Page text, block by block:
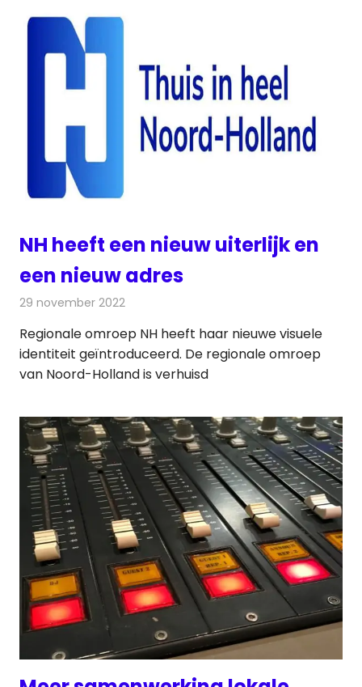
NH heeft een nieuw uiterlijk en
een nieuw adres
29 november 2022
Regionale omroep NH heeft haar nieuwe visuele
identiteit geïntroduceerd. De regionale omroep
van Noord-Holland is verhuisd